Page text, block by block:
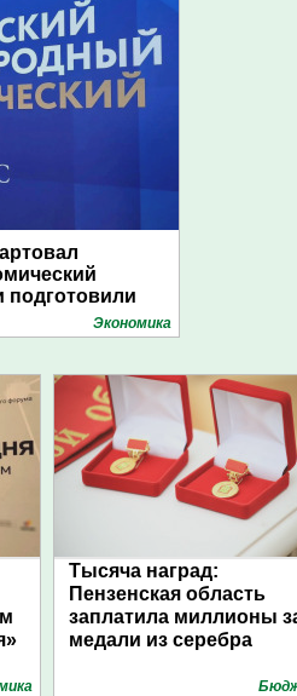
подготовили
Экономика
Тысяча наград:
Пензенская область
заплатила миллионы
медали из серебра